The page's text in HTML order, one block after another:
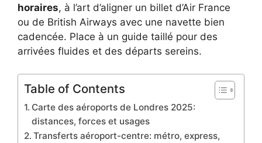
horaires, à l’art d’aligner un billet d’Air France
ou de British Airways avec une navette bien
cadencée. Place à un guide taillé pour des
arrivées fluides et des départs sereins.
Table of Contents
Carte des aéroports de Londres 2025:
distances, forces et usages
Transferts aéroport-centre: métro, express,